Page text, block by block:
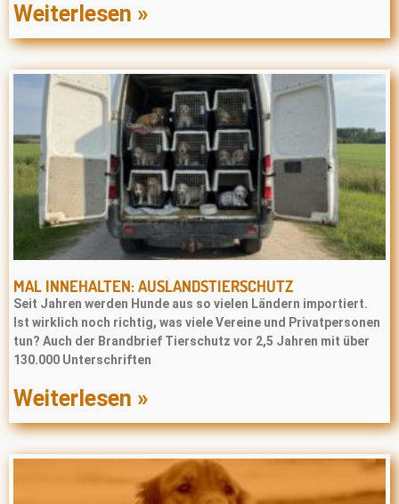
Weiterlesen »
MAL INNEHALTEN: AUSLANDSTIERSCHUTZ
Seit Jahren werden Hunde aus so vielen Ländern importiert.
Ist wirklich noch richtig, was viele Vereine und Privatpersonen
tun? Auch der Brandbrief Tierschutz vor 2,5 Jahren mit über
130.000 Unterschriften
Weiterlesen »